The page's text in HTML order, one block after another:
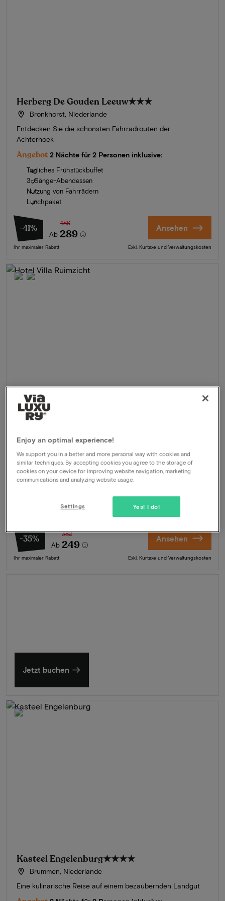
Herberg De Gouden Leeuw★★★
Bronkhorst, Niederlande
Entdecken Sie die schönsten Fahrradrouten der
Achterhoek
Angebot 2 Nächte für 2 Personen inklusive:
Tägliches Frühstückbuffet
3-Gänge-Abendessen
Nutzung von Fahrrädern
Lunchpaket
-41%
Ab
486
289
Ihr maximaler Rabatt
Ansehen
Exkl. Kurtaxe und Verwaltungskosten
Hotel Villa Ruimzicht
Angebot 1 Nacht für 2 Personen inklusive:
Frühstücksbüffet
Gratis Parkplätze
-35%
Ab
382
249
Ihr maximaler Rabatt
Ansehen
Exkl. Kurtaxe und Verwaltungskosten
Jetzt buchen
Kasteel Engelenburg★★★★
Brummen, Niederlande
Eine kulinarische Reise auf einem bezaubernden Landgut
Enjoy an optimal experience!
We support you in a better and more personal way with cookies and
similar techniques. By accepting cookies you agree to the storage of
cookies on your device for improving website navigation, marketing
communications and analyzing website usage.
Yes! I do!
Settings